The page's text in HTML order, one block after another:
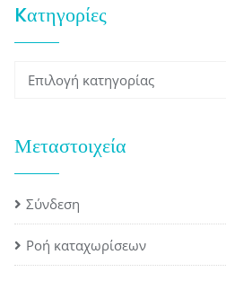
Kατηγορίες
Kατηγορίες
Μεταστοιχεία
Σύνδεση
Ροή καταχωρίσεων